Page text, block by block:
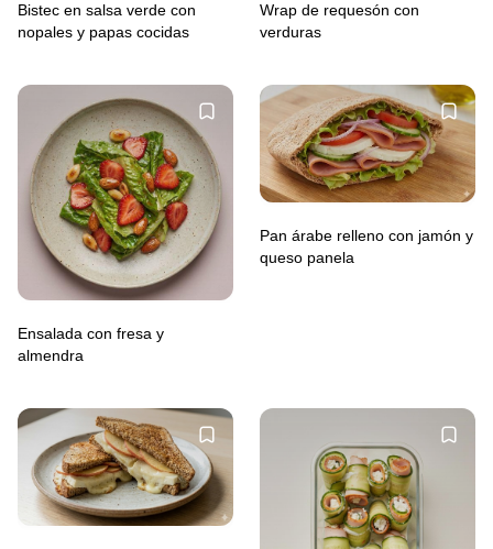
Bistec en salsa verde con
nopales y papas cocidas
Wrap de requesón con
verduras
Ensalada con fresa y
almendra
Pan árabe relleno con jamón y
queso panela